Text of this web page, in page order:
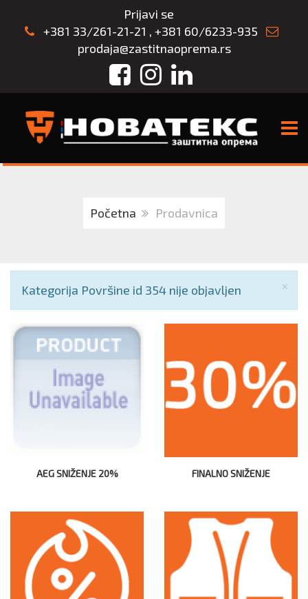
Prijavi se
+381 33/261-21-21 , +381 60/6233-935
prodaja@zastitnaoprema.rs
FacebookInstagram
LinkedIn
Početna Prodavnica
×
Obaveštenje
Kategorija Površine id 354 nije objavljen
AEG SNIŽENJE 20% FINALNO SNIŽENJE